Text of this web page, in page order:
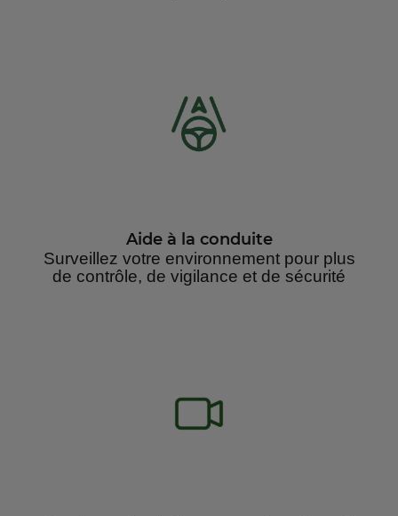
Aide à la conduite
Surveillez votre environnement pour plus
de contrôle, de vigilance et de sécurité